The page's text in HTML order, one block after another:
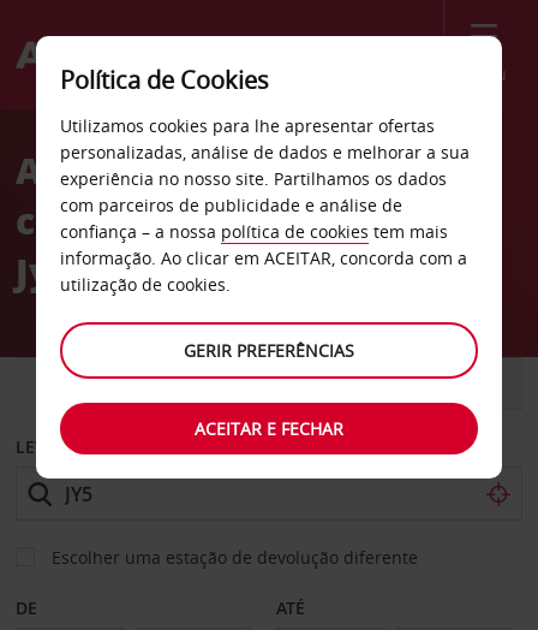
Menu
Welcome
AvisAluguer de
carros Seppalankangas
Jyväskylä
CARRO COMERCIAIS
LEVANTAR EM
Escolher uma estação de devolução diferente
DE ATÉ
Política de Cookies
Utilizamos cookies para lhe apresentar ofertas
personalizadas, análise de dados e melhorar a sua
experiência no nosso site. Partilhamos os dados
com parceiros de publicidade e análise de
confiança – a nossa política de cookies tem mais
informação. Ao clicar em ACEITAR, concorda com a
utilização de cookies.
GERIR PREFERÊNCIAS
ACEITAR E FECHAR